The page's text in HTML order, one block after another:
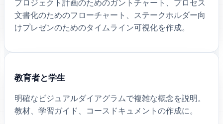
プロジェクト計画のためのガントチャート、プロセス
文書化のためのフローチャート、ステークホルダー向
けプレゼンのためのタイムライン可視化を作成。
教育者と学生
明確なビジュアルダイアグラムで複雑な概念を説明。
教材、学習ガイド、コースドキュメントの作成に。